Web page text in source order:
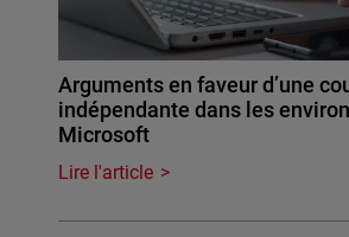
Arguments en faveur d’une
indépendante dans les
Microsoft
Lire l'article